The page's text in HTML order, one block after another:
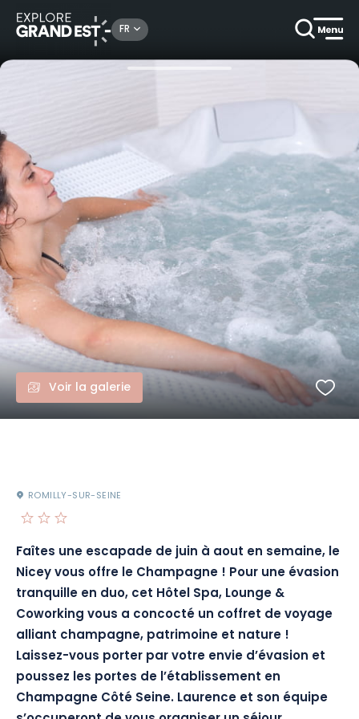
FR
Hôtels Séjour estival et champagne offert au Nicey Hôtel & Spa
Voir la galerie
ROMILLY-SUR-SEINE
Faîtes une escapade de juin à aout en semaine, le
Niceyvous offre le Champagne ! Pour une évasion
tranquille en duo, cet Hôtel Spa, Lounge &
Coworking vous a concocté un coffret de voyage
alliant champagne, patrimoine et nature !
Laissez-vous porter par votre envie d’évasion et
poussez les portes de l’établissement en
Champagne Côté Seine. Laurence et son équipe